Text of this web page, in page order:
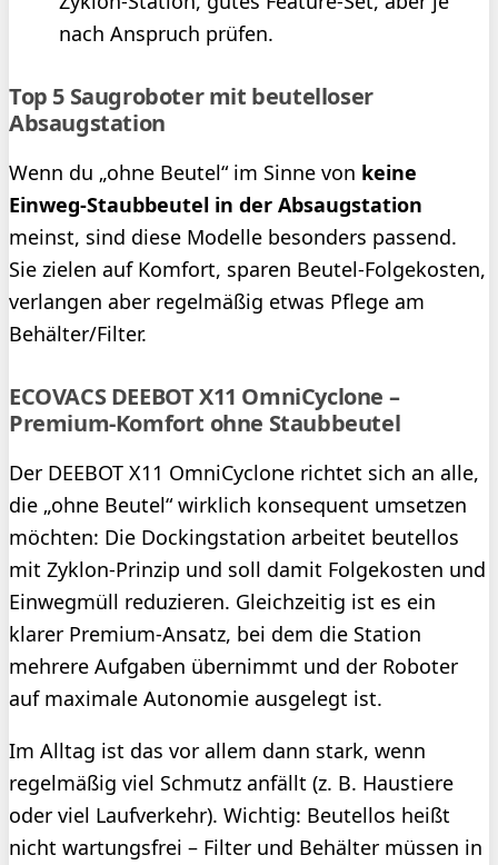
nach Anspruch prüfen.
Top 5 Saugroboter mit beutelloser
Absaugstation
Wenn du „ohne Beutel“ im Sinne von keine
Einweg-Staubbeutel in der Absaugstation
meinst, sind diese Modelle besonders passend.
Sie zielen auf Komfort, sparen Beutel-Folgekosten,
verlangen aber regelmäßig etwas Pflege am
Behälter/Filter.
ECOVACS DEEBOT X11 OmniCyclone –
Premium-Komfort ohne Staubbeutel
Der DEEBOT X11 OmniCyclone richtet sich an alle,
die „ohne Beutel“ wirklich konsequent umsetzen
möchten: Die Dockingstation arbeitet beutellos
mit Zyklon-Prinzip und soll damit Folgekosten und
Einwegmüll reduzieren. Gleichzeitig ist es ein
klarer Premium-Ansatz, bei dem die Station
mehrere Aufgaben übernimmt und der Roboter
auf maximale Autonomie ausgelegt ist.
Im Alltag ist das vor allem dann stark, wenn
regelmäßig viel Schmutz anfällt (z. B. Haustiere
oder viel Laufverkehr). Wichtig: Beutellos heißt
nicht wartungsfrei – Filter und Behälter müssen in